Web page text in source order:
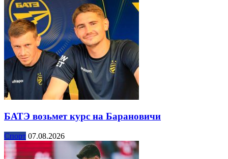
БАТЭ возьмет курс на Барановичи
Спорт 07.08.2026